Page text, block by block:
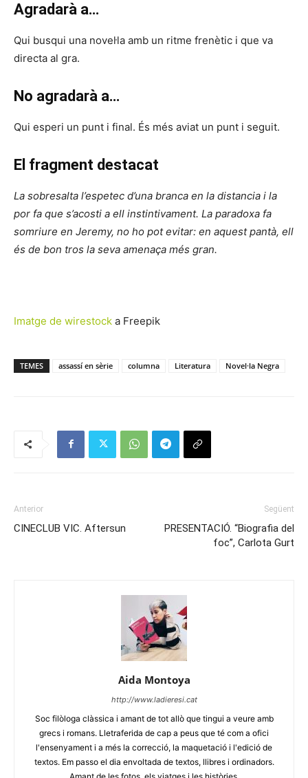
Agradarà a…
Qui busqui una novel·la amb un ritme frenètic i que va
directa al gra.
No agradarà a…
Qui esperi un punt i final. És més aviat un punt i seguit.
El fragment destacat
La sobresalta l’espetec d’una branca en la distancia i la
por fa que s’acosti a ell instintivament. La paradoxa fa
somriure en Jeremy, no ho pot evitar: en aquest pantà, ell
és de bon tros la seva amenaça més gran.
Imatge de wirestock a Freepik
TEMES assassí en sèrie columna Literatura Novel·la Negra
Anterior
CINECLUB VIC. Aftersun
Següent
PRESENTACIÓ. “Biografia del
foc”, Carlota Gurt
Aida Montoya
http://www.ladieresi.cat
Soc filòloga clàssica i amant de tot allò que tingui a veure amb
grecs i romans. Lletraferida de cap a peus que té com a ofici
l'ensenyament i a més la correcció, la maquetació i l'edició de
textos. Em passo el dia envoltada de textos, llibres i ordinadors.